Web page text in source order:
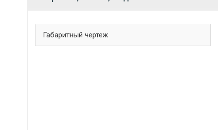
Габаритный чертеж